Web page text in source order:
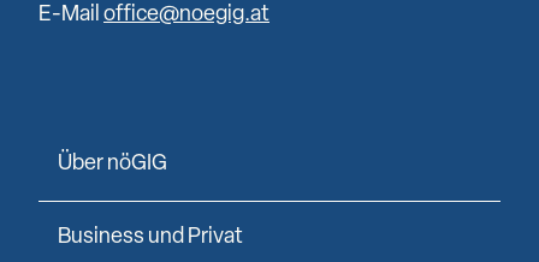
E-Mail office@noegig.at
Über nöGIG
Business und Privat